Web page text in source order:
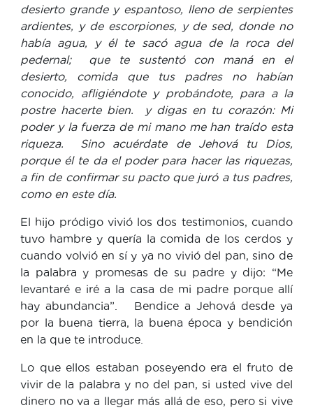
desierto grande y espantoso, lleno de serpientes
ardientes, y de escorpiones, y de sed, donde no
había agua, y él te sacó agua de la roca del
pedernal; que te sustentó con maná en el
desierto, comida que tus padres no habían
conocido, afligiéndote y probándote, para a la
postre hacerte bien. y digas en tu corazón: Mi
poder y la fuerza de mi mano me han traído esta
riqueza. Sino acuérdate de Jehová tu Dios,
porque él te da el poder para hacer las riquezas,
a fin de confirmar su pacto que juró a tus padres,
como en este día.
El hijo pródigo vivió los dos testimonios, cuando
tuvo hambre y quería la comida de los cerdos y
cuando volvió en sí y ya no vivió del pan, sino de
la palabra y promesas de su padre y dijo: “Me
levantaré e iré a la casa de mi padre porque allí
hay abundancia”. Bendice a Jehová desde ya
por la buena tierra, la buena época y bendición
en la que te introduce.
Lo que ellos estaban poseyendo era el fruto de
vivir de la palabra y no del pan, si usted vive del
dinero no va a llegar más allá de eso, pero si vive